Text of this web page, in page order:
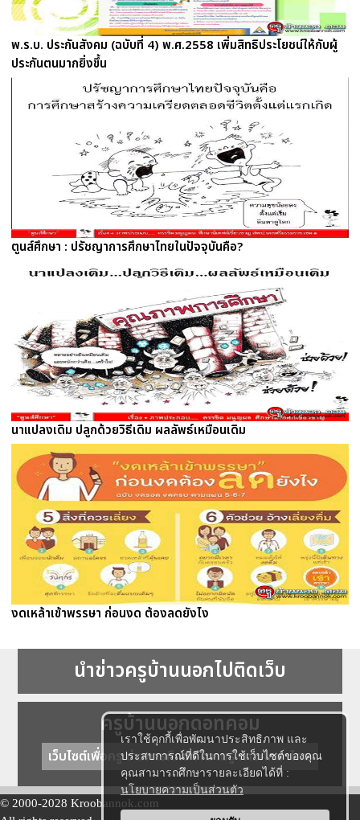
เราใช้คุกกี้เพื่อพัฒนาประสิทธิภาพ และ
ประสบการณ์ที่ดีในการใช้เว็บไซต์ของคุณ
คุณสามารถศึกษารายละเอียดได้ที่ :
นโยบายความเป็นส่วนตัว
พ.ร.บ. ประกันสังคม (ฉบับที่ 4) พ.ศ.2558 เพิ่มสิทธิประโยชน์ให้กับผู้
ประกันตนมากยิ่งขึ้น
ตูนส์ศึกษา : ปรัชญาการศึกษาไทยในปัจจุบันคือ?
นาแปลงเดิม ปลูกด้วยวิธีเดิม ผลลัพธ์เหมือนเดิม
งดเหล้าเข้าพรรษา ก่อนงด ต้องลดยังไง
นำข่าวครูบ้านนอกไปติดเว็บ
ครูบ้านนอกดอทคอม
เว็บไซต์เพื่อครู ข่าวการศึกษา ความรู้ การศึกษาไทย
© 2000-2028 Kroobannok.com